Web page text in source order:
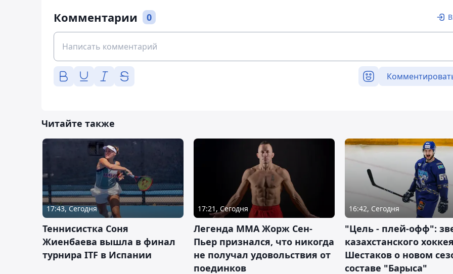
Комментарии 0
Читайте также
17:43, Сегодня
Теннисистка Соня
Жиенбаева вышла в финал
турнира ITF в Испании
17:21, Сегодня
Легенда ММА Жорж Сен-
Пьер признался, что никогда
не получал удовольствия от
поединков
16:42, Сегодня
"Цель - плей-офф":
казахстанского
Шестаков о новом
составе "Барыса"